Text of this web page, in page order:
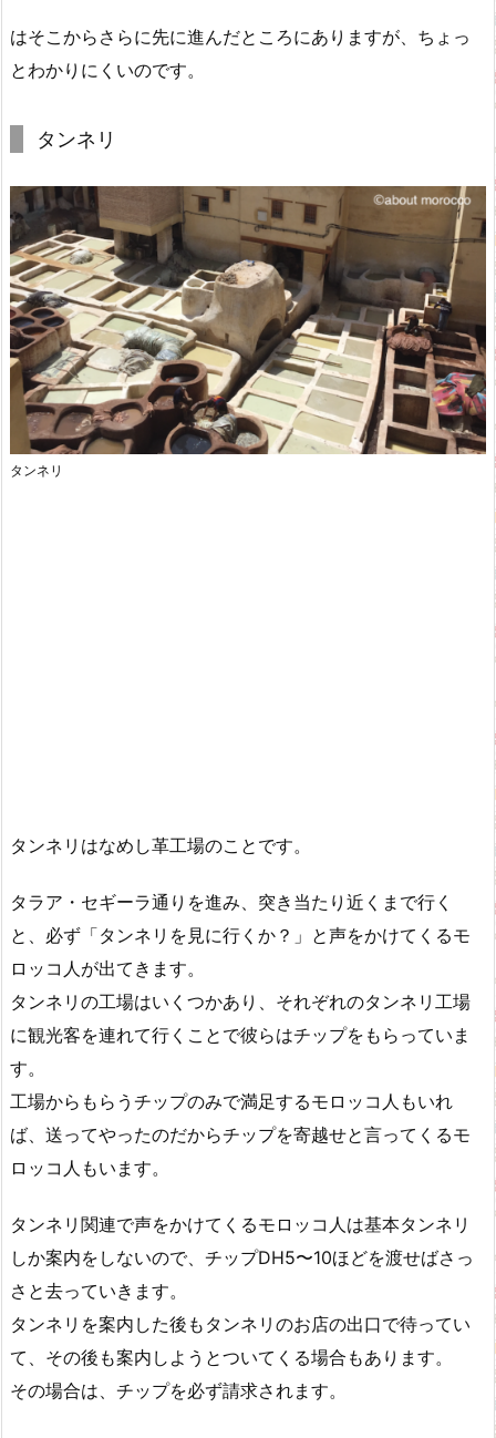
はそこからさらに先に進んだところにありますが、ちょっ
とわかりにくいのです。
タンネリ
タンネリ
タンネリはなめし革工場のことです。
タラア・セギーラ通りを進み、突き当たり近くまで行く
と、必ず「タンネリを見に行くか？」と声をかけてくるモ
ロッコ人が出てきます。
タンネリの工場はいくつかあり、それぞれのタンネリ工場
に観光客を連れて行くことで彼らはチップをもらっていま
す。
工場からもらうチップのみで満足するモロッコ人もいれ
ば、送ってやったのだからチップを寄越せと言ってくるモ
ロッコ人もいます。
タンネリ関連で声をかけてくるモロッコ人は基本タンネリ
しか案内をしないので、チップDH5〜10ほどを渡せばさっ
さと去っていきます。
タンネリを案内した後もタンネリのお店の出口で待ってい
て、その後も案内しようとついてくる場合もあります。
その場合は、チップを必ず請求されます。